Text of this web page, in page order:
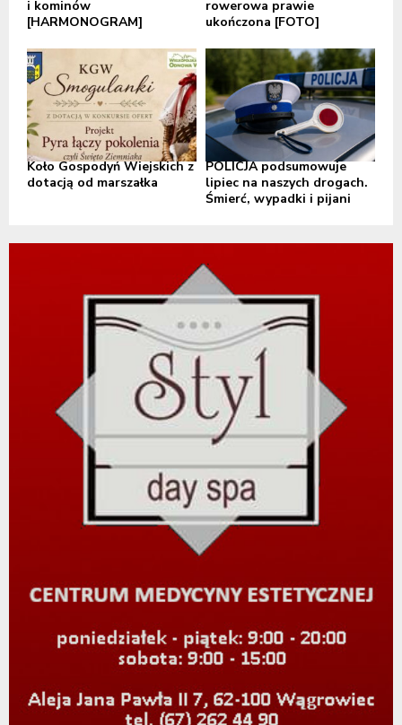
i kominów
[HARMONOGRAM]
rowerowa prawie
ukończona [FOTO]
Koło Gospodyń Wiejskich z
dotacją od marszałka
POLICJA podsumowuje
lipiec na naszych drogach.
Śmierć, wypadki i pijani